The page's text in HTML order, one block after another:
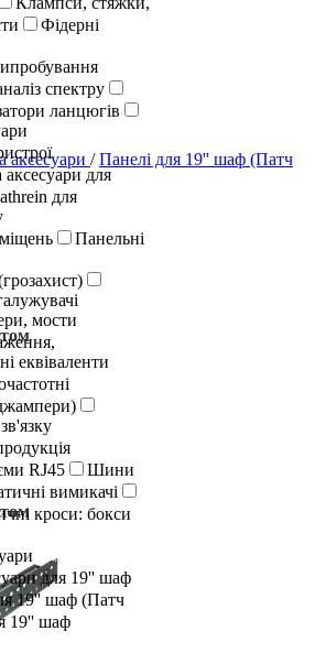
Фідерні
спектру
ланцюгів
для
для
Панельні
мости
еквіваленти
RJ45
Шини
вимикачі
кроси: бокси
для 19'' шаф
19'' шаф (Патч
19'' шаф
аксесуари / Панелі для 19'' шаф (Патч